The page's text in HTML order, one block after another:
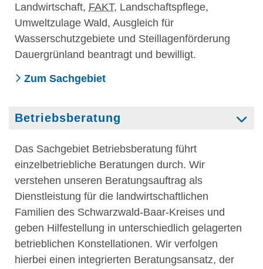
Landwirtschaft, FAKT, Landschaftspflege,
Umweltzulage Wald, Ausgleich für
Wasserschutzgebiete und Steillagenförderung
Dauergrünland beantragt und bewilligt.
Zum Sachgebiet
Betriebsberatung
Das Sachgebiet Betriebsberatung führt
einzelbetriebliche Beratungen durch. Wir
verstehen unseren Beratungsauftrag als
Dienstleistung für die landwirtschaftlichen
Familien des Schwarzwald-Baar-Kreises und
geben Hilfestellung in unterschiedlich gelagerten
betrieblichen Konstellationen. Wir verfolgen
hierbei einen integrierten Beratungsansatz, der